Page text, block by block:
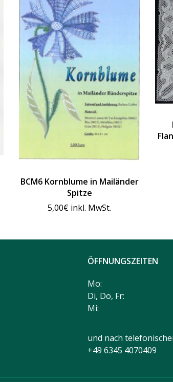
BCM6 Kornblume in Mailänder
Spitze
5,00€ inkl. MwSt.
ÖFFNUNGSZEITEN
Mo:
Di, Do, Fr:
Mi:
und nach
+49 6345 4070409